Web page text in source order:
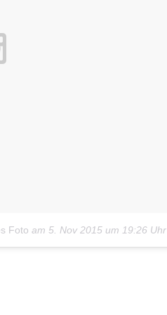
Foto am 5. Nov 2015 um 19:26 Uhr